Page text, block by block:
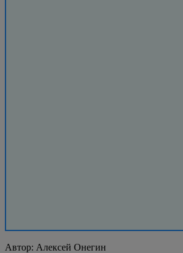
Автор: Алексей Онегин